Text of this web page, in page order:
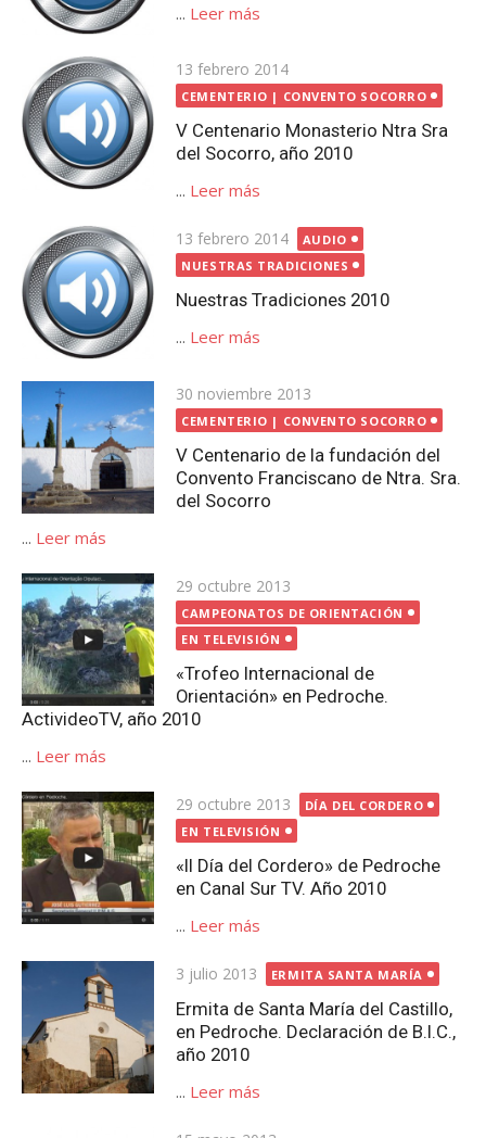
... Leer más
Publicada
el
13 febrero 2014
CEMENTERIO | CONVENTO SOCORRO
V Centenario Monasterio Ntra Sra
del Socorro, año 2010
... Leer más
Publicada
el
13 febrero 2014
AUDIO
NUESTRAS TRADICIONES
Nuestras Tradiciones 2010
... Leer más
Publicada
el
30 noviembre 2013
CEMENTERIO | CONVENTO SOCORRO
V Centenario de la fundación del
Convento Franciscano de Ntra. Sra.
del Socorro
... Leer más
Publicada
el
29 octubre 2013
CAMPEONATOS DE ORIENTACIÓN
EN TELEVISIÓN
«Trofeo Internacional de
Orientación» en Pedroche.
ActivideoTV, año 2010
... Leer más
Publicada
el
29 octubre 2013
DÍA DEL CORDERO
EN TELEVISIÓN
«II Día del Cordero» de Pedroche
en Canal Sur TV. Año 2010
... Leer más
Publicada
el
3 julio 2013 ERMITA SANTA MARÍA
Ermita de Santa María del Castillo,
en Pedroche. Declaración de B.I.C.,
año 2010
... Leer más